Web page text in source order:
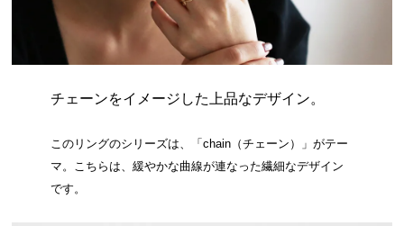
チェーンをイメージした上品なデザイン。
このリングのシリーズは、「chain（チェーン）」がテー
マ。こちらは、緩やかな曲線が連なった繊細なデザイン
です。